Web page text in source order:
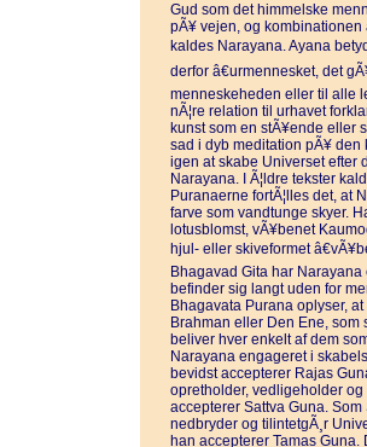
Gud som det himmelske
pÃ¥ vejen, og kombinationen
kaldes Narayana. Ayana
derfor â€urmennesket, det
menneskeheden eller til alle
nÃ¦re relation til urhavet
kunst som en stÃ¥ende eller
sad i dyb meditation pÃ¥
igen at skabe Universet efter
Narayana. I Ã¦ldre tekster
Puranaerne fortÃ¦lles det, at
farve som vandtunge skyer.
lotusblomst, vÃ¥benet
hjul- eller skiveformet
Bhagavad Gita har
befinder sig langt uden for
Bhagavata Purana oplyser,
Brahman eller Den Ene, som
beliver hver enkelt af dem
Narayana engageret i
bevidst accepterer Rajas
opretholder, vedligeholder
accepterer Sattva Guna.
nedbryder og tilintetgÃ¸r
han accepterer Tamas